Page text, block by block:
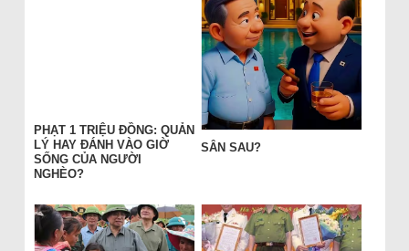
PHẠT 1 TRIỆU ĐỒNG: QUẢN
LÝ HAY ĐÁNH VÀO GIỜ
SỐNG CỦA NGƯỜI
NGHÈO?
SÂN SAU?